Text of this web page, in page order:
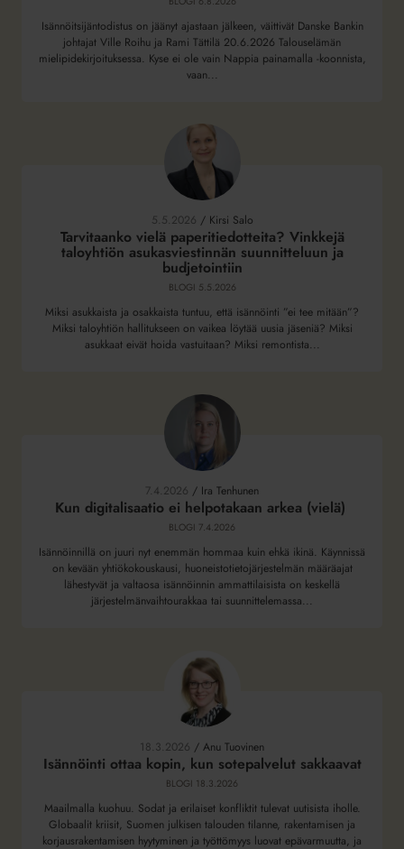
mukaan
pankkeja
Isännöitsijäntodistus on jäänyt ajastaan jälkeen, väittivät Danske Bankin
johtajat Ville Roihu ja Rami Tättilä 20.6.2026 Talouselämän
mielipidekirjoituksessa. Kyse ei ole vain Nappia painamalla -koonnista,
vaan...
Vinkkejä
taloyhtiön
budjetointiin
5.5.2026 / Kirsi Salo
Tarvitaanko vielä paperitiedotteita? Vinkkejä
taloyhtiön asukasviestinnän suunnitteluun ja
budjetointiin
BLOGI 5.5.2026
Miksi asukkaista ja osakkaista tuntuu, että isännöinti ”ei tee mitään”?
Miksi taloyhtiön hallitukseen on vaikea löytää uusia jäseniä? Miksi
asukkaat eivät hoida vastuitaan? Miksi remontista...
helpotakaan
(vielä)
7.4.2026 / Ira Tenhunen
Kun digitalisaatio ei helpotakaan arkea (vielä)
BLOGI 7.4.2026
Isännöinnillä on juuri nyt enemmän hommaa kuin ehkä ikinä. Käynnissä
on kevään yhtiökokouskausi, huoneistotietojärjestelmän määräajat
lähestyvät ja valtaosa isännöinnin ammattilaisista on keskellä
järjestelmänvaihtourakkaa tai suunnittelemassa...
sakkaavat
18.3.2026 / Anu Tuovinen
Isännöinti ottaa kopin, kun sotepalvelut sakkaavat
BLOGI 18.3.2026
Maailmalla kuohuu. Sodat ja erilaiset konfliktit tulevat uutisista iholle.
Globaalit kriisit, Suomen julkisen talouden tilanne, rakentamisen ja
korjausrakentamisen hyytyminen ja työttömyys luovat epävarmuutta, ja